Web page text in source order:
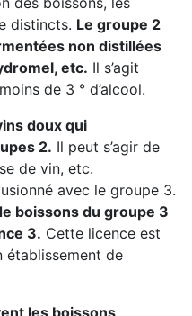
distincts. Le groupe 2
non distillées
etc. Il s’agit
de 3 ° d’alcool.
doux qui
2. Il peut s’agir de
de vin, etc.
avec le groupe 3.
boissons du groupe 3
3. Cette licence est
établissement de
les boissons